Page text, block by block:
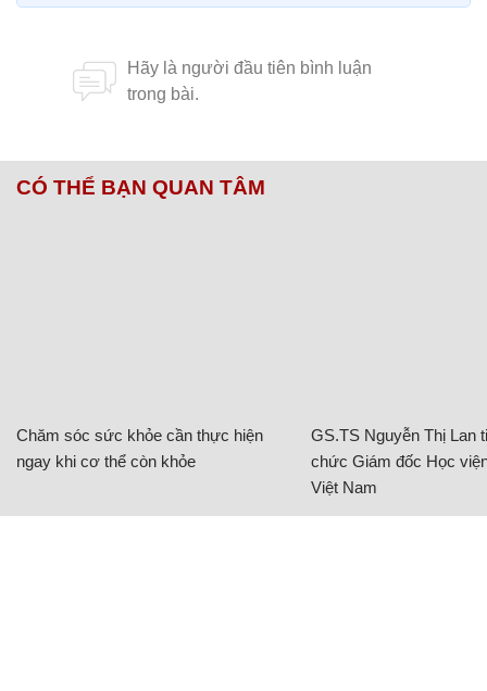
CÓ THỂ BẠN QUAN TÂM
Chăm sóc sức khỏe cần thực hiện
ngay khi cơ thể còn khỏe
GS.TS Nguyễn Thị Lan
chức Giám đốc Học
Việt Nam